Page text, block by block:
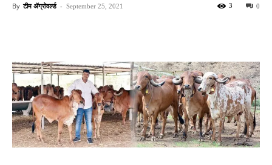
By टीम ॲग्रोवर्ल्ड - September 25, 2021 0
3